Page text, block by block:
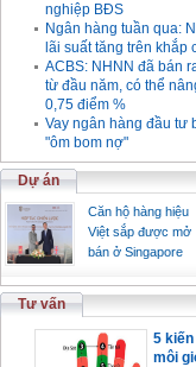
nghiệp BĐS
Ngân hàng tuần qua:
lãi suất tăng trên khắp
ACBS: NHNN đã bán
từ đầu năm, có thể
0,75 điểm %
Vay ngân hàng đầu tư
"ôm bom nợ"
Dự án
Căn hộ hàng hiệu
Việt sắp được mở
bán ở Singapore
Tư vấn
5
môi